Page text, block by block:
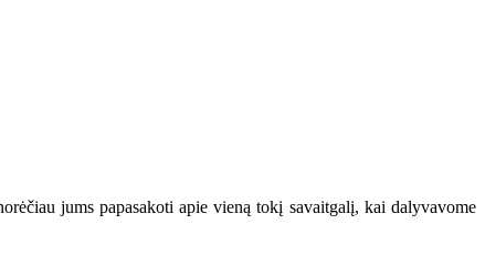
jums papasakoti apie vieną tokį savaitgalį, kai dalyvavome